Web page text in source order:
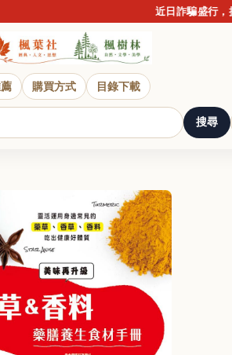
近日詐騙盛行，提
購買方式 目錄下載
搜尋